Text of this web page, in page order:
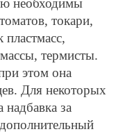
необходимы
токари,
термисты.
этом она
Для некоторых
надбавка за